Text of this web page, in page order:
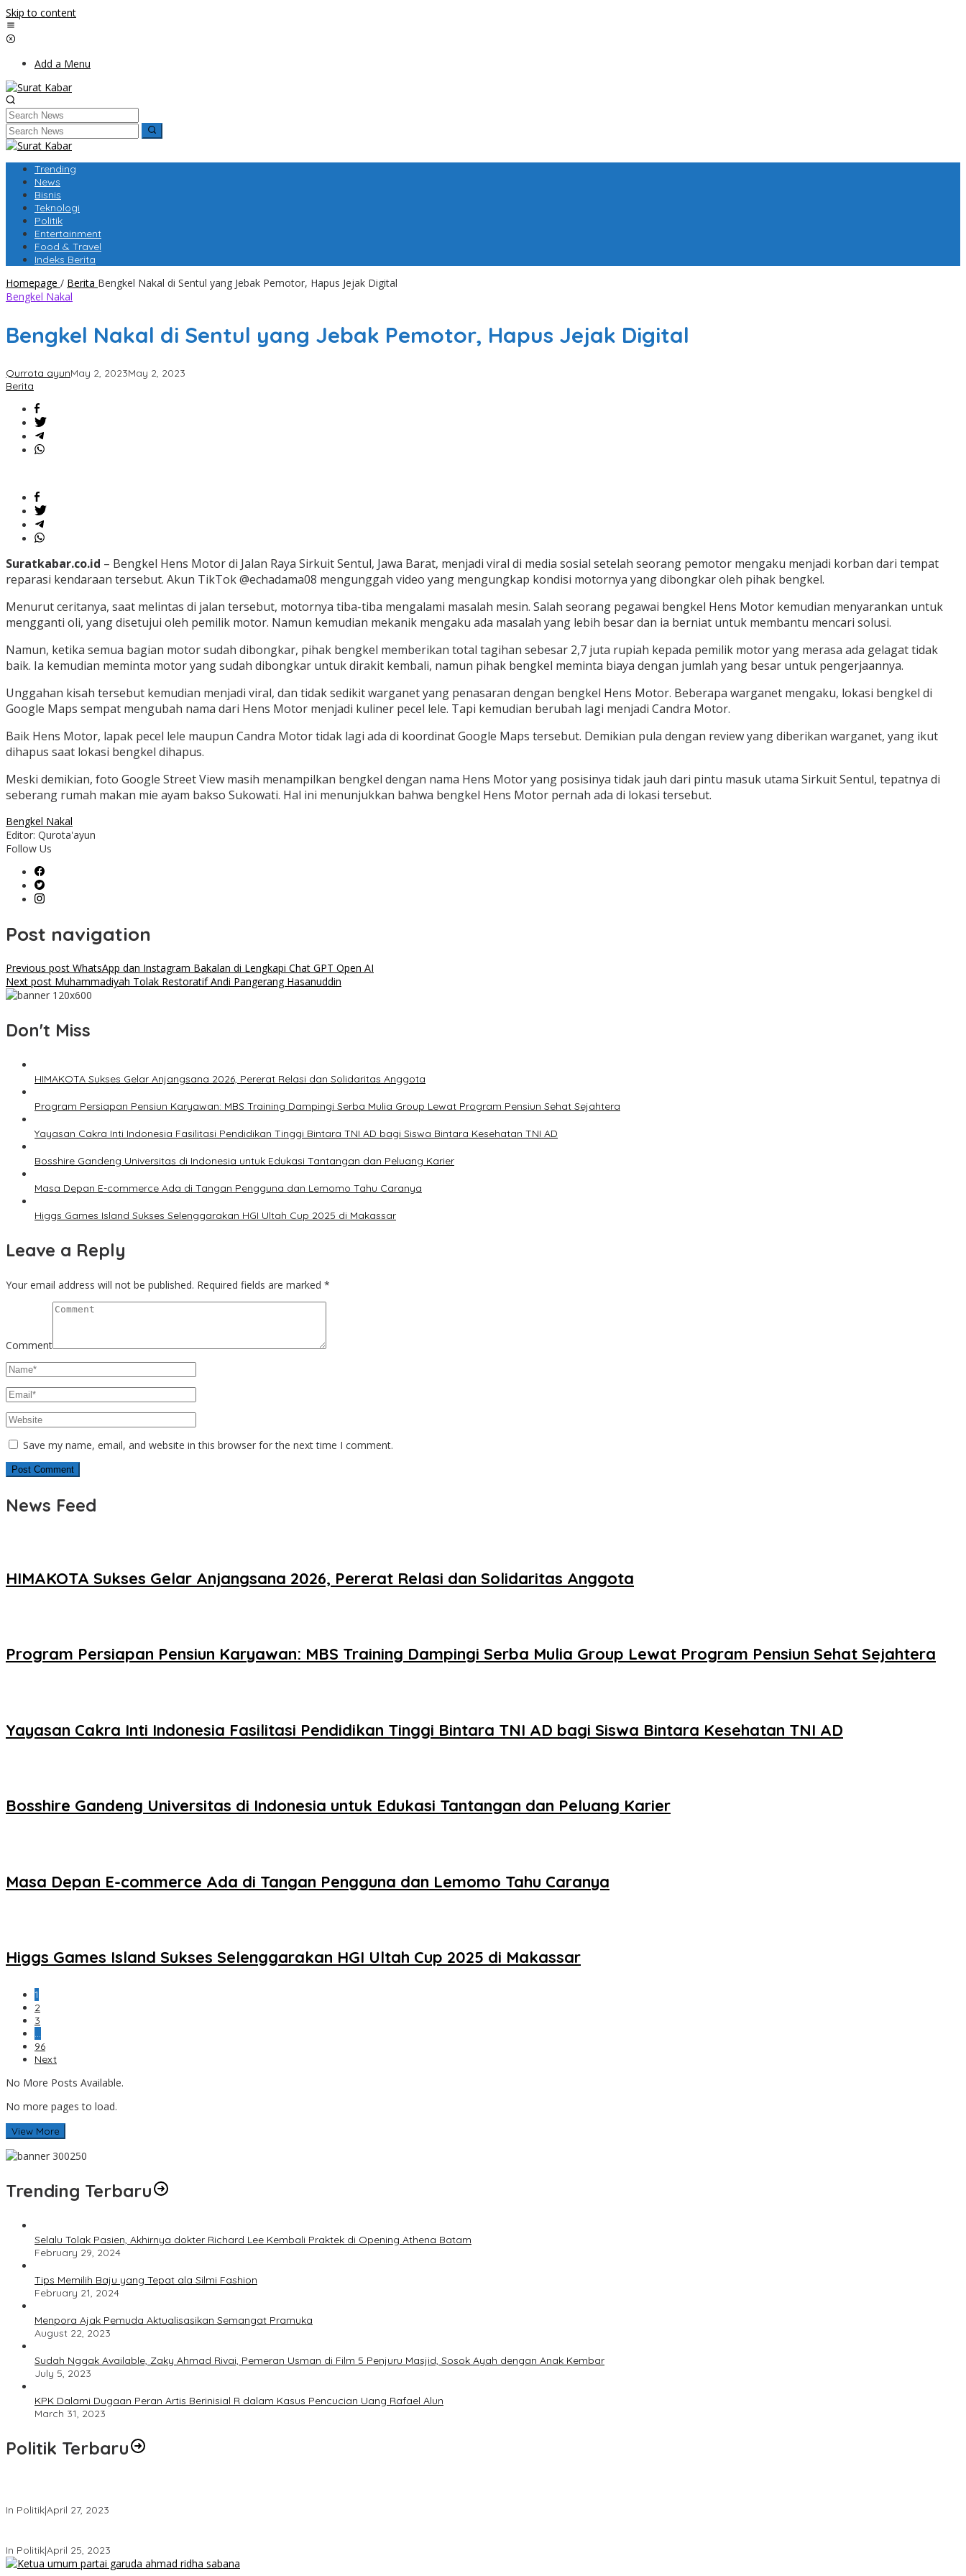
Skip to content
Add a Menu
Trending
News
Bisnis
Teknologi
Politik
Entertainment
Food & Travel
Indeks Berita
Homepage / Berita Bengkel Nakal di Sentul yang Jebak Pemotor, Hapus Jejak Digital
Bengkel Nakal
Bengkel Nakal di Sentul yang Jebak Pemotor, Hapus Jejak Digital
Qurrota ayunMay 2, 2023May 2, 2023
Berita
Suratkabar.co.id – Bengkel Hens Motor di Jalan Raya Sirkuit Sentul, Jawa Barat, menjadi viral di media sosial setelah seorang pemotor mengaku menjadi korban dari tempat
reparasi kendaraan tersebut. Akun TikTok @echadama08 mengunggah video yang mengungkap kondisi motornya yang dibongkar oleh pihak bengkel.
Menurut ceritanya, saat melintas di jalan tersebut, motornya tiba-tiba mengalami masalah mesin. Salah seorang pegawai bengkel Hens Motor kemudian menyarankan untuk
mengganti oli, yang disetujui oleh pemilik motor. Namun kemudian mekanik mengaku ada masalah yang lebih besar dan ia berniat untuk membantu mencari solusi.
Namun, ketika semua bagian motor sudah dibongkar, pihak bengkel memberikan total tagihan sebesar 2,7 juta rupiah kepada pemilik motor yang merasa ada gelagat tidak
baik. Ia kemudian meminta motor yang sudah dibongkar untuk dirakit kembali, namun pihak bengkel meminta biaya dengan jumlah yang besar untuk pengerjaannya.
Unggahan kisah tersebut kemudian menjadi viral, dan tidak sedikit warganet yang penasaran dengan bengkel Hens Motor. Beberapa warganet mengaku, lokasi bengkel di
Google Maps sempat mengubah nama dari Hens Motor menjadi kuliner pecel lele. Tapi kemudian berubah lagi menjadi Candra Motor.
Baik Hens Motor, lapak pecel lele maupun Candra Motor tidak lagi ada di koordinat Google Maps tersebut. Demikian pula dengan review yang diberikan warganet, yang ikut
dihapus saat lokasi bengkel dihapus.
Meski demikian, foto Google Street View masih menampilkan bengkel dengan nama Hens Motor yang posisinya tidak jauh dari pintu masuk utama Sirkuit Sentul, tepatnya di
seberang rumah makan mie ayam bakso Sukowati. Hal ini menunjukkan bahwa bengkel Hens Motor pernah ada di lokasi tersebut.
Bengkel Nakal
Editor: Qurota'ayun
Follow Us
Post navigation
Previous post WhatsApp dan Instagram Bakalan di Lengkapi Chat GPT Open AI
Next post Muhammadiyah Tolak Restoratif Andi Pangerang Hasanuddin
Don't Miss
HIMAKOTA Sukses Gelar Anjangsana 2026, Pererat Relasi dan Solidaritas Anggota
Program Persiapan Pensiun Karyawan: MBS Training Dampingi Serba Mulia Group Lewat Program Pensiun Sehat Sejahtera
Yayasan Cakra Inti Indonesia Fasilitasi Pendidikan Tinggi Bintara TNI AD bagi Siswa Bintara Kesehatan TNI AD
Bosshire Gandeng Universitas di Indonesia untuk Edukasi Tantangan dan Peluang Karier
Masa Depan E-commerce Ada di Tangan Pengguna dan Lemomo Tahu Caranya
Higgs Games Island Sukses Selenggarakan HGI Ultah Cup 2025 di Makassar
Leave a Reply
Your email address will not be published. Required fields are marked *
Comment
Save my name, email, and website in this browser for the next time I comment.
News Feed
HIMAKOTA Sukses Gelar Anjangsana 2026, Pererat Relasi dan Solidaritas Anggota
Program Persiapan Pensiun Karyawan: MBS Training Dampingi Serba Mulia Group Lewat Program Pensiun Sehat Sejahtera
Yayasan Cakra Inti Indonesia Fasilitasi Pendidikan Tinggi Bintara TNI AD bagi Siswa Bintara Kesehatan TNI AD
Bosshire Gandeng Universitas di Indonesia untuk Edukasi Tantangan dan Peluang Karier
Masa Depan E-commerce Ada di Tangan Pengguna dan Lemomo Tahu Caranya
Higgs Games Island Sukses Selenggarakan HGI Ultah Cup 2025 di Makassar
1
2
3
…
96
Next
No More Posts Available.
No more pages to load.
View More
Trending Terbaru
Selalu Tolak Pasien, Akhirnya dokter Richard Lee Kembali Praktek di Opening Athena Batam
February 29, 2024
Tips Memilih Baju yang Tepat ala Silmi Fashion
February 21, 2024
Menpora Ajak Pemuda Aktualisasikan Semangat Pramuka
August 22, 2023
Sudah Nggak Available, Zaky Ahmad Rivai, Pemeran Usman di Film 5 Penjuru Masjid, Sosok Ayah dengan Anak Kembar
July 5, 2023
KPK Dalami Dugaan Peran Artis Berinisial R dalam Kasus Pencucian Uang Rafael Alun
March 31, 2023
Politik Terbaru
In Politik|April 27, 2023
In Politik|April 25, 2023